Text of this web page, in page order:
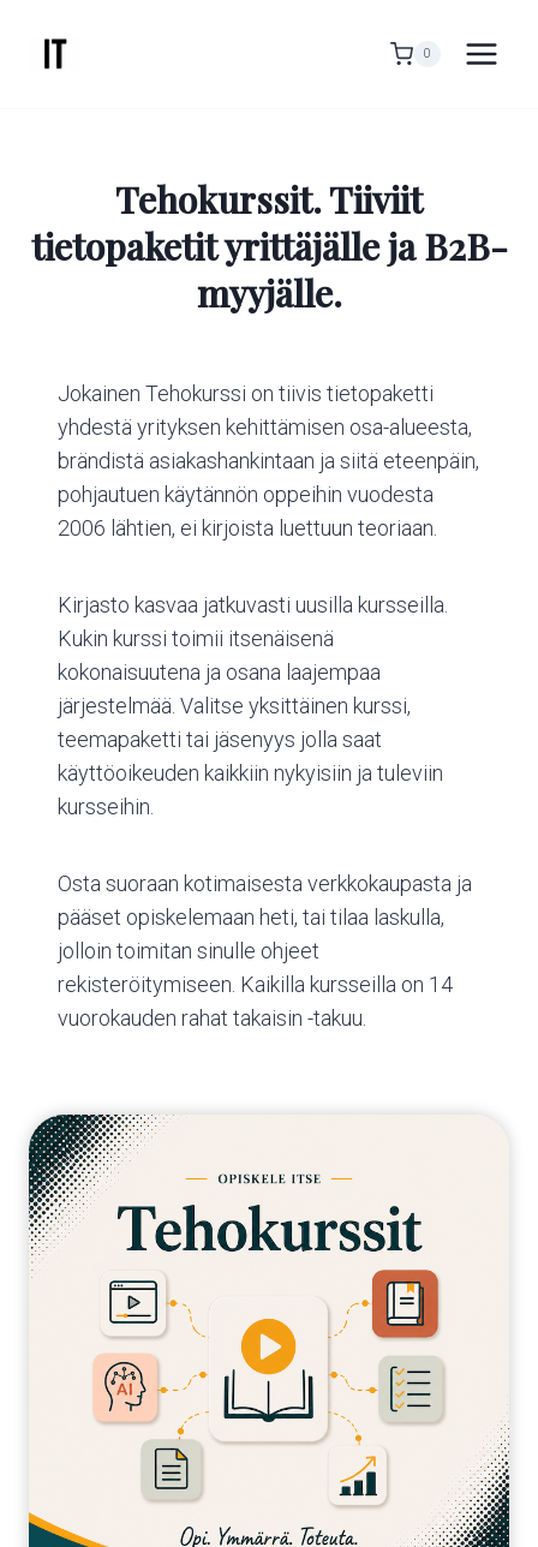
sisältöön
0
Tehokurssit. Tiiviit
tietopaketit yrittäjälle ja B2B-
myyjälle.
Jokainen Tehokurssi on tiivis tietopaketti
yhdestä yrityksen kehittämisen osa-alueesta,
brändistä asiakashankintaan ja siitä eteenpäin,
pohjautuen käytännön oppeihin vuodesta
2006 lähtien, ei kirjoista luettuun teoriaan.
Kirjasto kasvaa jatkuvasti uusilla kursseilla.
Kukin kurssi toimii itsenäisenä
kokonaisuutena ja osana laajempaa
järjestelmää. Valitse yksittäinen kurssi,
teemapaketti tai jäsenyys jolla saat
käyttöoikeuden kaikkiin nykyisiin ja tuleviin
kursseihin.
Osta suoraan kotimaisesta verkkokaupasta ja
pääset opiskelemaan heti, tai tilaa laskulla,
jolloin toimitan sinulle ohjeet
rekisteröitymiseen. Kaikilla kursseilla on 14
vuorokauden rahat takaisin -takuu.